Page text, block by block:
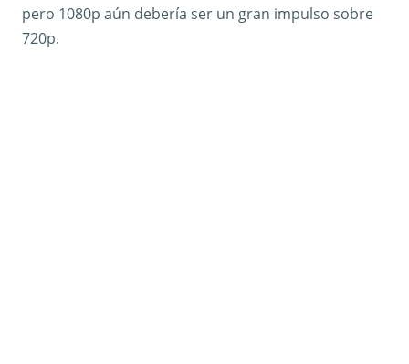
pero 1080p aún debería ser un gran impulso sobre
720p.